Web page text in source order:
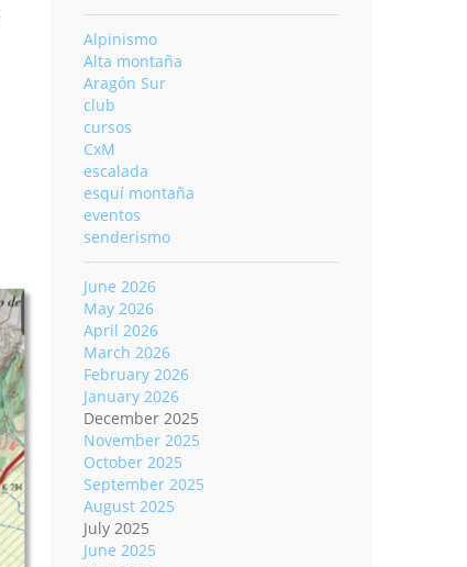
Alpinismo
Alta montaña
Aragón Sur
club
cursos
CxM
escalada
esquí montaña
eventos
senderismo
June 2026
May 2026
April 2026
March 2026
February 2026
January 2026
December 2025
November 2025
October 2025
September 2025
August 2025
July 2025
June 2025